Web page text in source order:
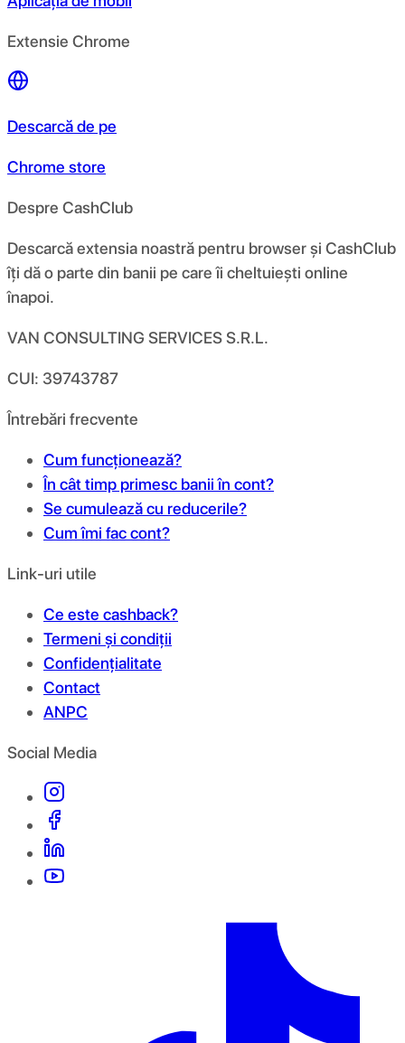
Extensie Chrome
Descarcă de pe
Chrome store
Despre CashClub
Descarcă extensia noastră pentru browser și CashClub
îți dă o parte din banii pe care îi cheltuiești online
înapoi.
VAN CONSULTING SERVICES S.R.L.
CUI: 39743787
Întrebări frecvente
Cum funcționează?
În cât timp primesc banii în cont?
Se cumulează cu reducerile?
Cum îmi fac cont?
Link-uri utile
Ce este cashback?
Termeni și condiții
Confidențialitate
Contact
ANPC
Social Media